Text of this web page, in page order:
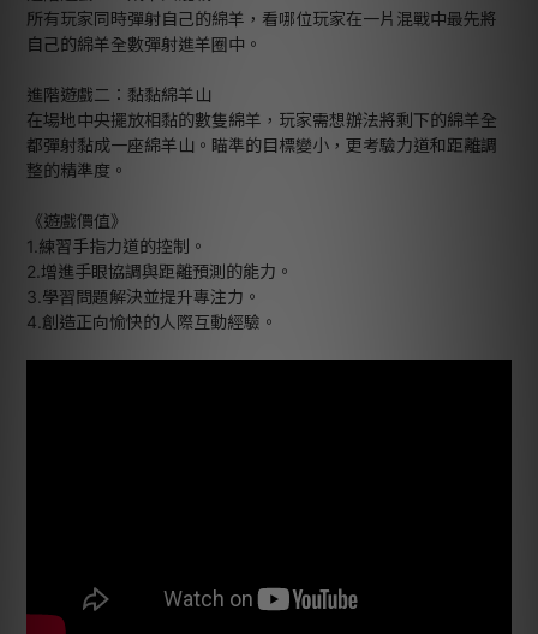
所有玩家同時彈射自己的綿羊，看哪位玩家在一片混戰中最先將
自己的綿羊全數彈射進羊圈中。
進階遊戲二：黏黏綿羊山
在場地中央擺放相黏的數隻綿羊，玩家需想辦法將剩下的綿羊全
都彈射黏成一座綿羊山。瞄準的目標變小，更考驗力道和距離調
整的精準度。
《遊戲價值》
1.練習手指力道的控制。
2.增進手眼協調與距離預測的能力。
3.學習問題解決並提升專注力。
4.創造正向愉快的人際互動經驗。